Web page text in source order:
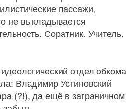
пассажи,
не выкладывается
Соратник. Учитель.
отдел обкома
Владимир Устиновский
(?!), да ещё в заграничном